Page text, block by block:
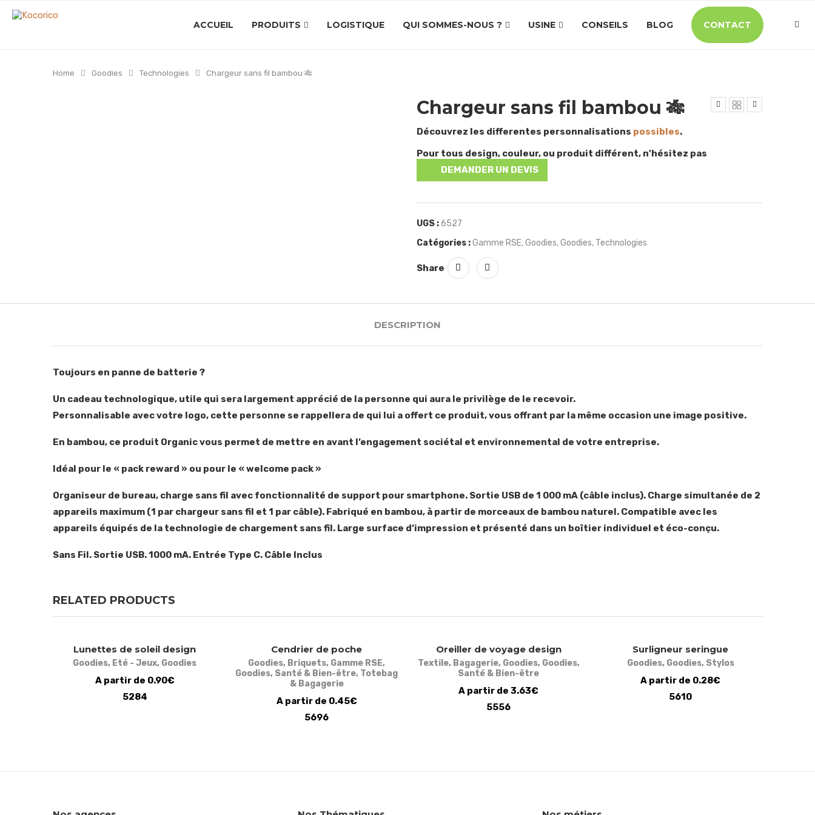
ACCUEIL PRODUITS LOGISTIQUE QUI SOMMES-NOUS ? USINE CONSEILS BLOG CONTACT
Home Goodies Technologies Chargeur sans fil bambou 🎋
Chargeur sans fil bambou 🎋
Découvrez les differentes personnalisations possibles.
Pour tous design, couleur, ou produit différent, n'hésitez pas
DEMANDER UN DEVIS
UGS :6527
Catégories :Gamme RSE,Goodies,Goodies, Technologies
Share
DESCRIPTION
Toujours en panne de batterie ?
Un cadeau technologique, utile qui sera largement apprécié de la personne qui aura le privilège de le recevoir.
Personnalisable avec votre logo, cette personne se rappellera de qui lui a offert ce produit, vous offrant par la même occasion une image positive.
En bambou, ce produit Organic vous permet de mettre en avant l’engagement sociétal et environnemental de votre entreprise.
Idéal pour le « pack reward » ou pour le « welcome pack »
Organiseur de bureau, charge sans fil avec fonctionnalité de support pour smartphone. Sortie USB de 1 000 mA (câble inclus). Charge simultanée de 2
appareils maximum (1 par chargeur sans fil et 1 par câble). Fabriqué en bambou, à partir de morceaux de bambou naturel. Compatible avec les
appareils équipés de la technologie de chargement sans fil. Large surface d’impression et présenté dans un boîtier individuel et éco-conçu.
Sans Fil. Sortie USB. 1000 mA. Entrée Type C. Câble Inclus
RELATED PRODUCTS
Lunettes de soleil design
Goodies, Eté - Jeux, Goodies
A partir de 0.90€
5284
Cendrier de poche
Goodies, Briquets, Gamme RSE,
Goodies, Santé & Bien-être, Totebag
& Bagagerie
A partir de 0.45€
5696
Oreiller de voyage design
Textile, Bagagerie, Goodies, Goodies,
Santé & Bien-être
A partir de 3.63€
5556
Surligneur seringue
Goodies, Goodies, Stylos
A partir de 0.28€
5610